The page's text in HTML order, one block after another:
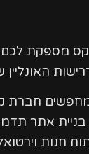
מספקת
חברת
בניית אתר
חנות